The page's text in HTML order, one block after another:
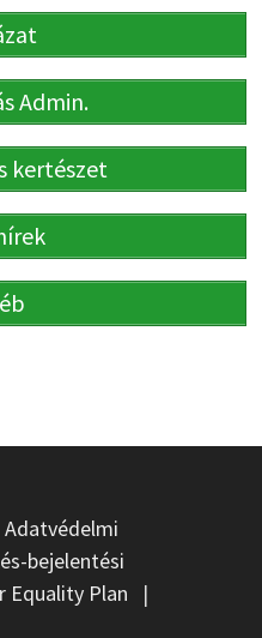
Admin.
kertészet
Adatvédelmi
bejelentési
Equality Plan |